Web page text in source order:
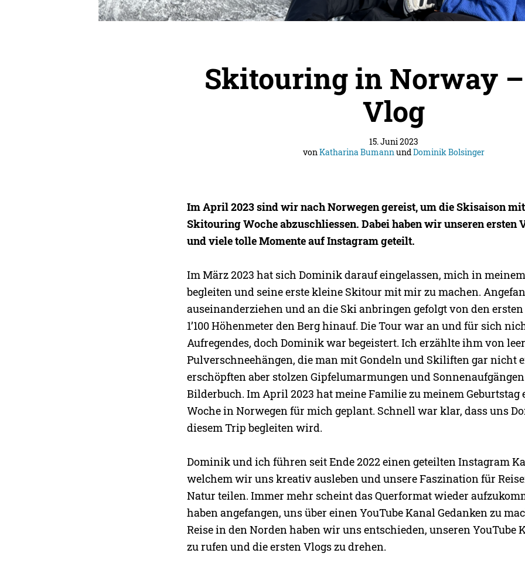
Skitouring in Norway
Vlog
15. Juni 2023
vonKatharina BumannundDominik Bolsinger
Im April 2023 sind wir nach Norwegen gereist, um die Skisaison
Skitouring Woche abzuschliessen. Dabei haben wir unseren ersten
und viele tolle Momente auf Instagram geteilt.
Im März 2023 hat sich Dominik darauf eingelassen, mich in
begleiten und seine erste kleine Skitour mit mir zu machen.
auseinanderziehen und an die Ski anbringen gefolgt von den
1’100 Höhenmeter den Berg hinauf. Die Tour war an und für sich
Aufregendes, doch Dominik war begeistert. Ich erzählte ihm von
Pulverschneehängen, die man mit Gondeln und Skiliften gar nicht
erschöpften aber stolzen Gipfelumarmungen und
Bilderbuch. Im April 2023 hat meine Familie zu meinem
Woche in Norwegen für mich geplant. Schnell war klar, dass uns
diesem Trip begleiten wird.
Dominik und ich führen seit Ende 2022 einen geteilten Instagram
welchem wir uns kreativ ausleben und unsere Faszination für
Natur teilen. Immer mehr scheint das Querformat wieder
haben angefangen, uns über einen YouTube Kanal Gedanken zu
Reise in den Norden haben wir uns entschieden, unseren YouTube
zu rufen und die ersten Vlogs zu drehen.